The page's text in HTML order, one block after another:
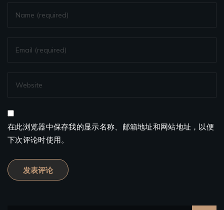
在此浏览器中保存我的显示名称、邮箱地址和网站地址，以便
下次评论时使用。